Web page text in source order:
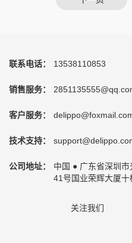
联系电话： 13538110853
销售服务：
客户服务：
技术支持：
公司地址：
中国 ● 广东省深圳市
41号国业荣辉大厦十
关注我们